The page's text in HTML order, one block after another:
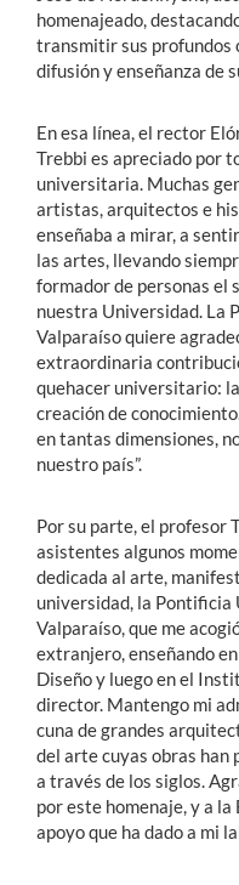
homenajeado,
transmitir sus profundos
difusión y enseñanza de
En esa línea, el rector
Trebbi es apreciado por
universitaria. Muchas
artistas, arquitectos e
enseñaba a mirar, a
las artes, llevando
formador de personas el
nuestra Universidad. La
Valparaíso quiere
extraordinaria
quehacer universitario:
creación de
en tantas dimensiones,
nuestro país”.
Por su parte, el profesor
asistentes algunos
dedicada al arte,
universidad, la
Valparaíso, que me
extranjero, enseñando
Diseño y luego en el
director. Mantengo mi
cuna de grandes
del arte cuyas obras han
a través de los siglos.
por este homenaje, y a
apoyo que ha dado a mi